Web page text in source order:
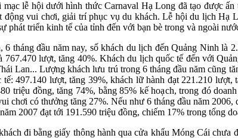
lễ hội dưới hình thức Carnaval Hạ Long đã tạo được
vui chơi, giải trí phục vụ du khách. Lễ hội du lịch Hạ
phát triển kinh tế của tỉnh đến với bạn bè trong và ngoài
tháng đầu năm nay, số khách du lịch đến Quảng Ninh là
767.470 lượt, tăng 40%. Khách du lịch quốc tế đến với
Lan... Lượng khách lưu trú trong 6 tháng đầu năm cũng
497.140 lượt, tăng 39%, khách lữ hành đạt 221.210
triệu đồng, tăng 74%, bằng 85% kế hoạch, trong đó
chơi có thưởng tăng 27%. Nếu như 6 tháng đầu năm
2007 đạt tới 191.590 triệu đồng, chiếm 17% trong tổng
đi bằng giấy thông hành qua cửa khẩu Móng Cái